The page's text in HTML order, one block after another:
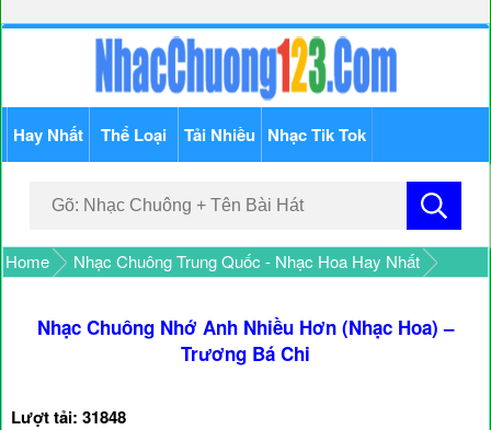
Hay Nhất Thể Loại Tải Nhiều Nhạc Tik Tok
Home Nhạc Chuông Trung Quốc - Nhạc Hoa Hay Nhất
Nhạc Chuông Nhớ Anh Nhiều Hơn (Nhạc Hoa) –
Trương Bá Chi
Lượt tải: 31848